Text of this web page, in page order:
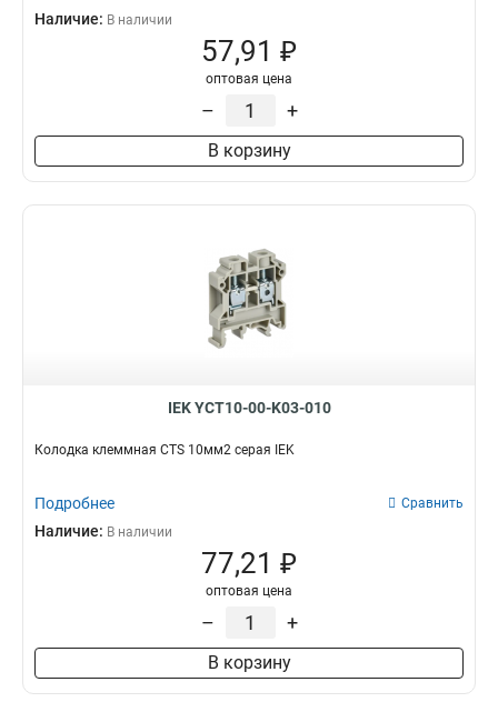
Наличие: В наличии
57,91 ₽
оптовая цена
– +
В корзину
IEK YCT10-00-K03-010
Колодка клеммная CTS 10мм2 серая IEK
Подробнее Сравнить
Наличие: В наличии
77,21 ₽
оптовая цена
– +
В корзину